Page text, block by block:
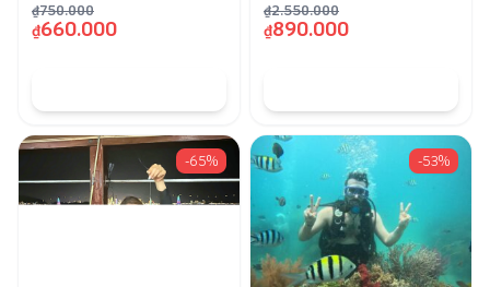
Nước ngoài
Ghép lẻ dài
Du Thuyền
Teambuilding
₫750.000
₫660.000
₫2.550.000
₫890.000
-65% -53%